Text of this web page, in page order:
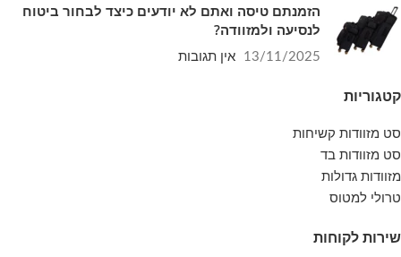
הזמנתם טיסה ואתם לא יודעים כיצד לבחור ביטוח
לנסיעה ולמזוודה?
13/11/2025 אין תגובות
קטגוריות
סט מזוודות קשיחות
סט מזוודות בד
מזוודות גדולות
טרולי למטוס
שירות לקוחות